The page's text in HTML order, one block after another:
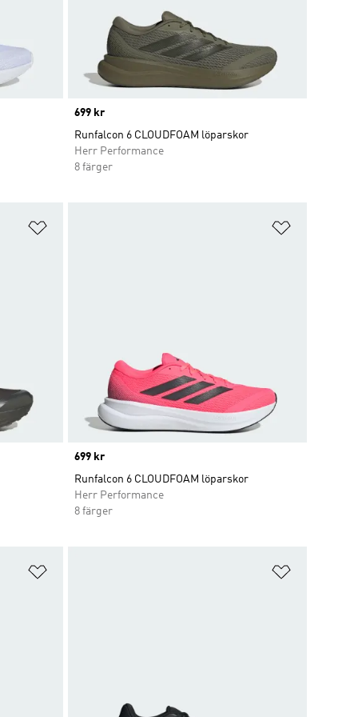
Price
699 kr
Runfalcon 6 CLOUDFOAM löparskor
Herr Performance
8 färger
Price
699 kr
Runfalcon 6 CLOUDFOAM löparskor
Herr Performance
8 färger